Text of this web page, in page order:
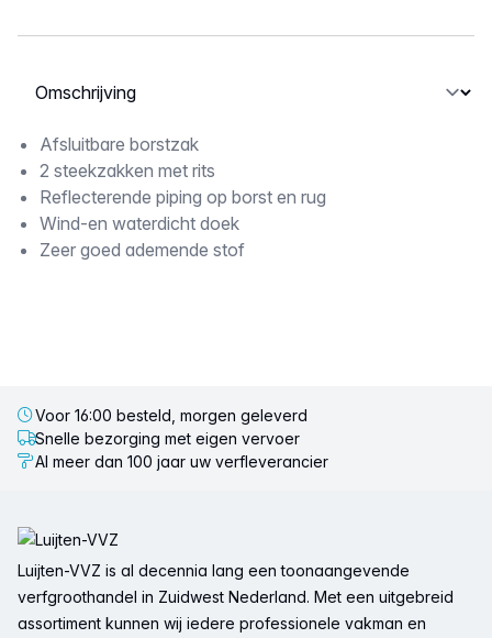
Selecteer een tabblad
Omschrijving
Afsluitbare borstzak
2 steekzakken met rits
Reflecterende piping op borst en rug
Wind-en waterdicht doek
Zeer goed ademende stof
Voor 16:00 besteld, morgen geleverd
Snelle bezorging met eigen vervoer
Al meer dan 100 jaar uw verfleverancier
Luijten-VVZ is al decennia lang een toonaangevende
verfgroothandel in Zuidwest Nederland. Met een uitgebreid
assortiment kunnen wij iedere professionele vakman en